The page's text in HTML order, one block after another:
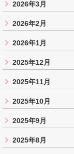
2026年3月
2026年2月
2026年1月
2025年12月
2025年11月
2025年10月
2025年9月
2025年8月